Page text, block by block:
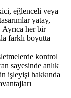
eğlenceli veya
yatay,
her bir
farklı boyutta
kontrol
sayesinde anlık
işleyişi hakkında